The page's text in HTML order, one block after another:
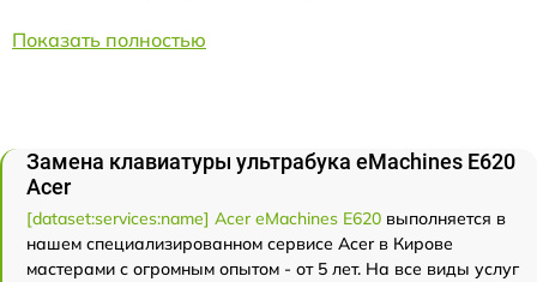
Показать полностью
Замена клавиатуры ультрабука eMachines E620
Acer
[dataset:services:name] Acer eMachines E620 выполняется в
нашем специализированном сервисе Acer в Кирове
мастерами с огромным опытом - от 5 лет. На все виды услуг